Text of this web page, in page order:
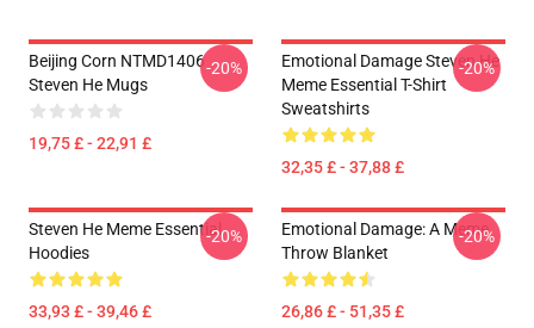
Beijing Corn NTMD1406
Steven He Mugs
19,75 £ - 22,91 £
-20%
Emotional Damage Steven He
Meme Essential T-Shirt
Sweatshirts
32,35 £ - 37,88 £
-20%
Steven He Meme Essential
Hoodies
33,93 £ - 39,46 £
-20%
Emotional Damage: A Meme
Throw Blanket
26,86 £ - 51,35 £
-20%